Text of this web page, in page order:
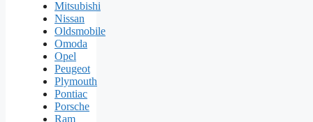
Mitsubishi
Nissan
Oldsmobile
Omoda
Opel
Peugeot
Plymouth
Pontiac
Porsche
Ram